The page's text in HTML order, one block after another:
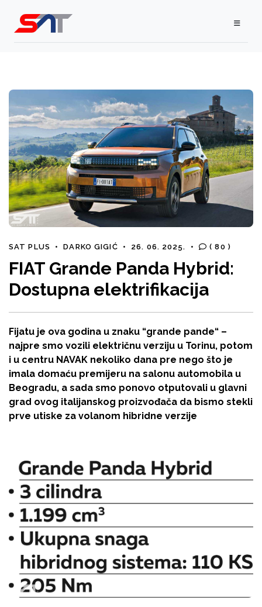
SAT PLUS • DARKO GIGIĆ • 26. 06. 2025. • ( 80 )
FIAT Grande Panda Hybrid:
Dostupna elektrifikacija
Fijatu je ova godina u znaku “grande pande“ –
najpre smo vozili električnu verziju u Torinu, potom
i u centru NAVAK nekoliko dana pre nego što je
imala domaću premijeru na salonu automobila u
Beogradu, a sada smo ponovo otputovali u glavni
grad ovog italijanskog proizvođača da bismo stekli
prve utiske za volanom hibridne verzije